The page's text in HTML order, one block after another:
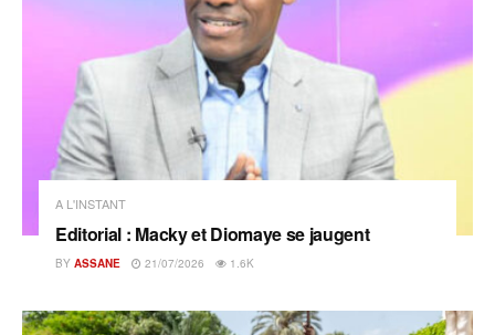
A L'INSTANT
Editorial : Macky et Diomaye se jaugent
BY ASSANE 21/07/2026 1.6K